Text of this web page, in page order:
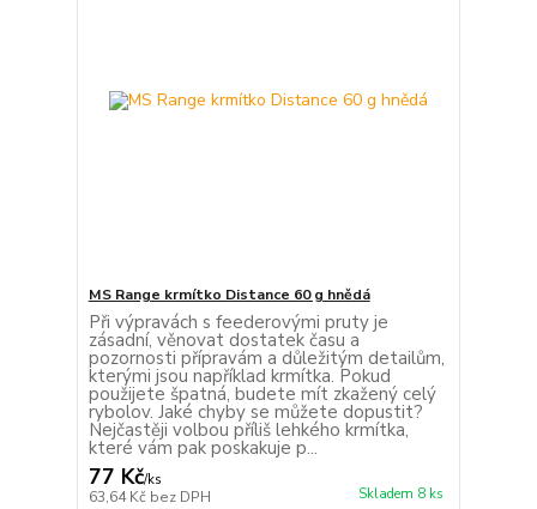
MS Range krmítko Distance 60 g hnědá
Při výpravách s feederovými pruty je
zásadní, věnovat dostatek času a
pozornosti přípravám a důležitým detailům,
kterými jsou například krmítka. Pokud
použijete špatná, budete mít zkažený celý
rybolov. Jaké chyby se můžete dopustit?
Nejčastěji volbou příliš lehkého krmítka,
které vám pak poskakuje p...
77 Kč/ks
63,64 Kč bez DPH Skladem 8 ks